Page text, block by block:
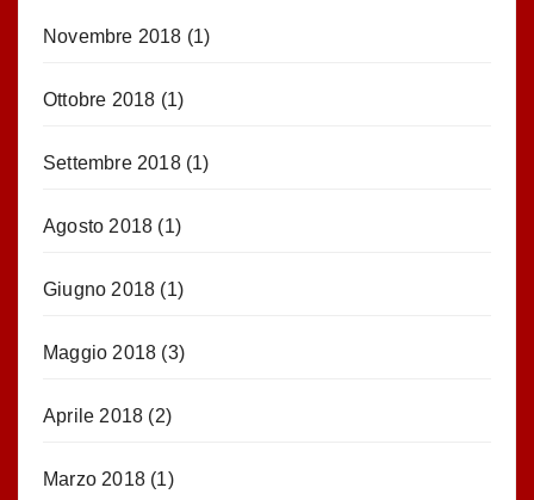
Novembre 2018 (1)
Ottobre 2018 (1)
Settembre 2018(1)
Agosto 2018 (1)
Giugno 2018 (1)
Maggio 2018 (3)
Aprile 2018 (2)
Marzo 2018 (1)